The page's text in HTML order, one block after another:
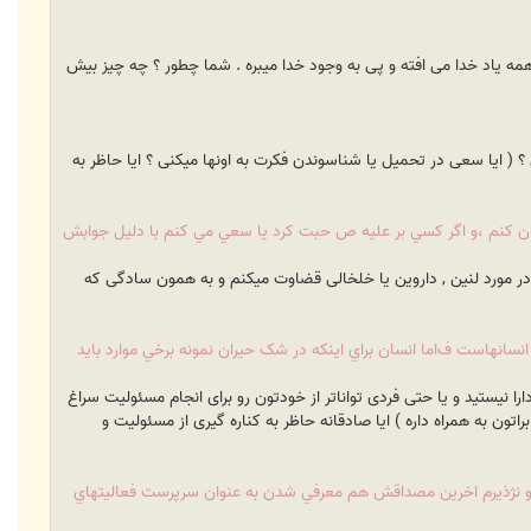
یاد خدا می افته و پی به وجود خدا میبره . شما چطور ؟ چه چیز بیش
( ایا سعی در تحمیل یا شناسوندن فکرت به اونها میکنی ؟ ایا حاظر به
کنم ،‌و اگر کسي بر عليه ص حبت کرد يا سعي مي کنم با دليل جوابش
لنین , داروین یا خلخالی قضاوت میکنم و به همون سادگی که
ف‌اما انسان براي اينکه در شک حيران نمونه برخي موارد بايد
و یا حتی فردی تواناتر از خودتون رو برای انجام مسئولیت سراغ
به همراه داره ) ایا صادقانه حاظر به کناره گیری از مسئولیت و
نژذيرم اخرين مصداقش هم معرفي شدن به عنوان سرپرست فعاليتهاي